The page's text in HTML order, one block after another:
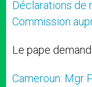
Déclarations de
Commission
Le pape
Cameroun: Mgr